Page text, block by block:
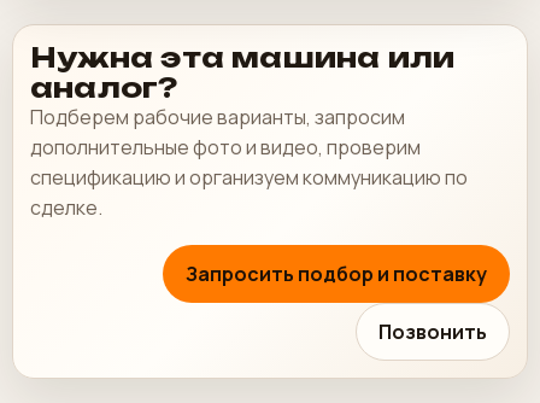
Нужна эта машина или
аналог?
Подберем рабочие варианты, запросим
дополнительные фото и видео, проверим
спецификацию и организуем коммуникацию по
сделке.
Запросить подбор и поставку
Позвонить